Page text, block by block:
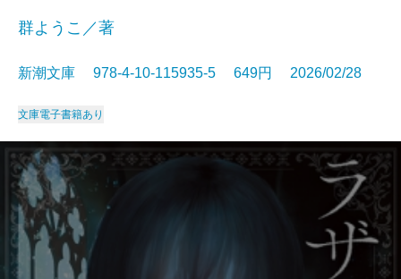
群ようこ／著
新潮文庫 978-4-10-115935-5 649円 2026/02/28
文庫電子書籍あり